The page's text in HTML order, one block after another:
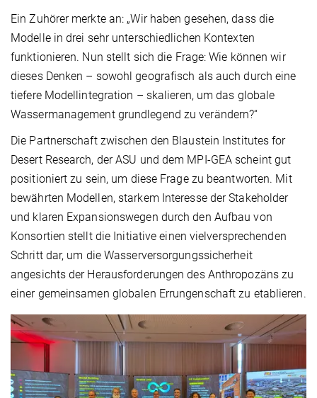
Ein Zuhörer merkte an: „Wir haben gesehen, dass die
Modelle in drei sehr unterschiedlichen Kontexten
funktionieren. Nun stellt sich die Frage: Wie können wir
dieses Denken – sowohl geografisch als auch durch eine
tiefere Modellintegration – skalieren, um das globale
Wassermanagement grundlegend zu verändern?“
Die Partnerschaft zwischen den Blaustein Institutes for
Desert Research, der ASU und dem MPI-GEA scheint gut
positioniert zu sein, um diese Frage zu beantworten. Mit
bewährten Modellen, starkem Interesse der Stakeholder
und klaren Expansionswegen durch den Aufbau von
Konsortien stellt die Initiative einen vielversprechenden
Schritt dar, um die Wasserversorgungssicherheit
angesichts der Herausforderungen des Anthropozäns zu
einer gemeinsamen globalen Errungenschaft zu etablieren.